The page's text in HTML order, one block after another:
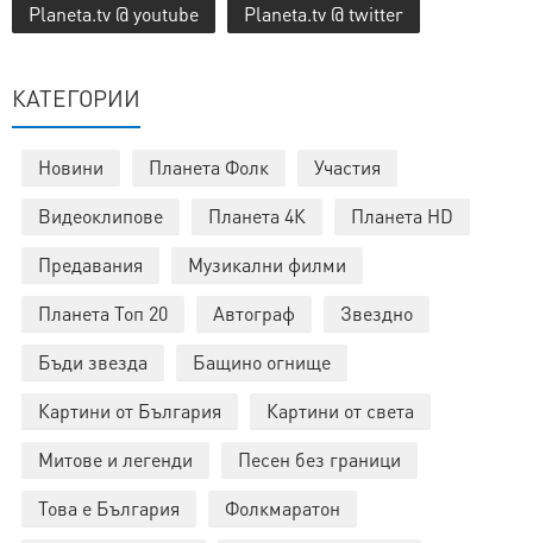
Planeta.tv @ youtube Planeta.tv @ twitter
КАТЕГОРИИ
Новини Планета Фолк
Участия
Видеоклипове
Планета 4К
Планета HD
Предавания
Музикални филми
Планета Топ 20
Автограф
Звездно
Бъди звезда
Бащино огнище
Картини от България
Картини от света
Митове и легенди
Песен без граници
Това е България
Фолкмаратон